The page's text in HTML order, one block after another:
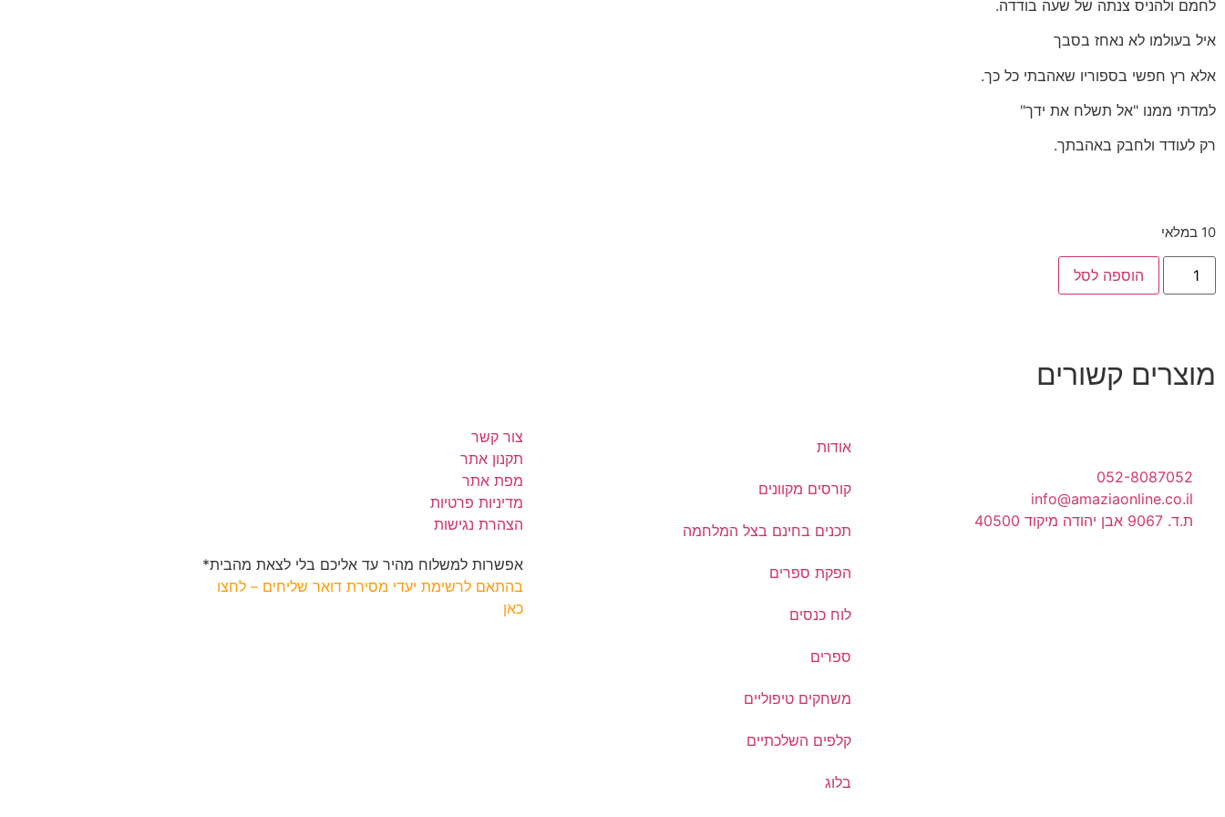
לחמם ולהניס צנתה של שעה בודדה.
איל בעולמו לא נאחז בסבך
אלא רץ חפשי בספוריו שאהבתי כל כך.
למדתי ממנו "אל תשלח את ידך"
רק לעודד ולחבק באהבתך.
10 במלאי
הוספה לסל
מוצרים קשורים
052-8087052
info@amaziaonline.co.il
ת.ד. 9067 אבן יהודה מיקוד 40500
אודות
קורסים מקוונים
תכנים בחינם בצל המלחמה
הפקת ספרים
לוח כנסים
ספרים
משחקים טיפוליים
קלפים השלכתיים
בלוג
צור קשר
תקנון אתר
מפת אתר
מדיניות פרטיות
הצהרת נגישות
אפשרות למשלוח מהיר עד אליכם בלי לצאת מהבית*
בהתאם לרשימת יעדי מסירת דואר שליחים – לחצו
כאן